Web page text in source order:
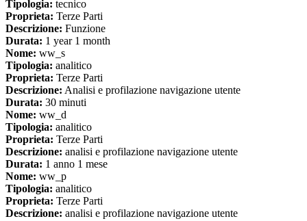
Tipologia: tecnico
Proprieta: Terze Parti
Descrizione: Funzione
Durata: 1 year 1 month
Nome: ww_s
Tipologia: analitico
Proprieta: Terze Parti
Descrizione: Analisi e profilazione navigazione utente
Durata: 30 minuti
Nome: ww_d
Tipologia: analitico
Proprieta: Terze Parti
Descrizione: analisi e profilazione navigazione utente
Durata: 1 anno 1 mese
Nome: ww_p
Tipologia: analitico
Proprieta: Terze Parti
Descrizione: analisi e profilazione navigazione utente